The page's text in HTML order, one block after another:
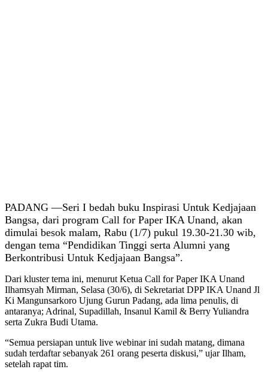
PADANG —Seri I bedah buku Inspirasi Untuk Kedjajaan
Bangsa, dari program Call for Paper IKA Unand, akan
dimulai besok malam, Rabu (1/7) pukul 19.30-21.30 wib,
dengan tema “Pendidikan Tinggi serta Alumni yang
Berkontribusi Untuk Kedjajaan Bangsa”.
Dari kluster tema ini, menurut Ketua Call for Paper IKA Unand
Ilhamsyah Mirman, Selasa (30/6), di Sekretariat DPP IKA Unand Jl
Ki Mangunsarkoro Ujung Gurun Padang, ada lima penulis, di
antaranya; Adrinal, Supadillah, Insanul Kamil & Berry Yuliandra
serta Zukra Budi Utama.
“Semua persiapan untuk live webinar ini sudah matang, dimana
sudah terdaftar sebanyak 261 orang peserta diskusi,” ujar Ilham,
setelah rapat tim.